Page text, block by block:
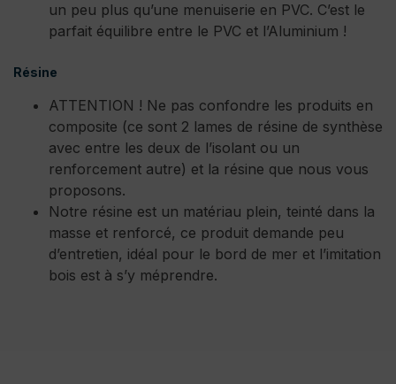
un peu plus qu’une menuiserie en PVC. C’est le
parfait équilibre entre le PVC et l’Aluminium !
Résine
ATTENTION ! Ne pas confondre les produits en
composite (ce sont 2 lames de résine de synthèse
avec entre les deux de l’isolant ou un
renforcement autre) et la résine que nous vous
proposons.
Notre résine est un matériau plein, teinté dans la
masse et renforcé, ce produit demande peu
d’entretien, idéal pour le bord de mer et l’imitation
bois est à s’y méprendre.